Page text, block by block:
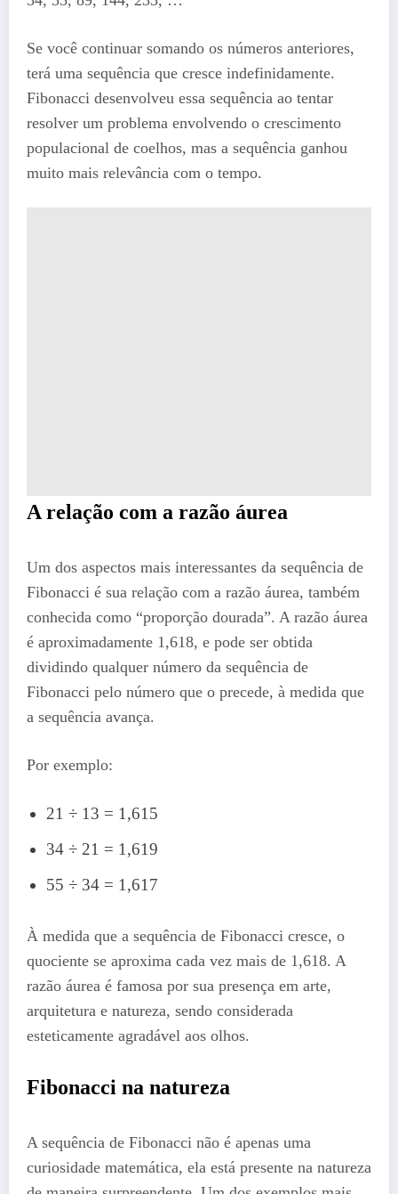
Se você continuar somando os números anteriores,
terá uma sequência que cresce indefinidamente.
Fibonacci desenvolveu essa sequência ao tentar
resolver um problema envolvendo o crescimento
populacional de coelhos, mas a sequência ganhou
muito mais relevância com o tempo.
A relação com a razão áurea
Um dos aspectos mais interessantes da sequência de
Fibonacci é sua relação com a razão áurea, também
conhecida como “proporção dourada”. A razão áurea
é aproximadamente 1,618, e pode ser obtida
dividindo qualquer número da sequência de
Fibonacci pelo número que o precede, à medida que
a sequência avança.
Por exemplo:
21 ÷ 13 = 1,615
34 ÷ 21 = 1,619
55 ÷ 34 = 1,617
À medida que a sequência de Fibonacci cresce, o
quociente se aproxima cada vez mais de 1,618. A
razão áurea é famosa por sua presença em arte,
arquitetura e natureza, sendo considerada
esteticamente agradável aos olhos.
Fibonacci na natureza
A sequência de Fibonacci não é apenas uma
curiosidade matemática, ela está presente na natureza